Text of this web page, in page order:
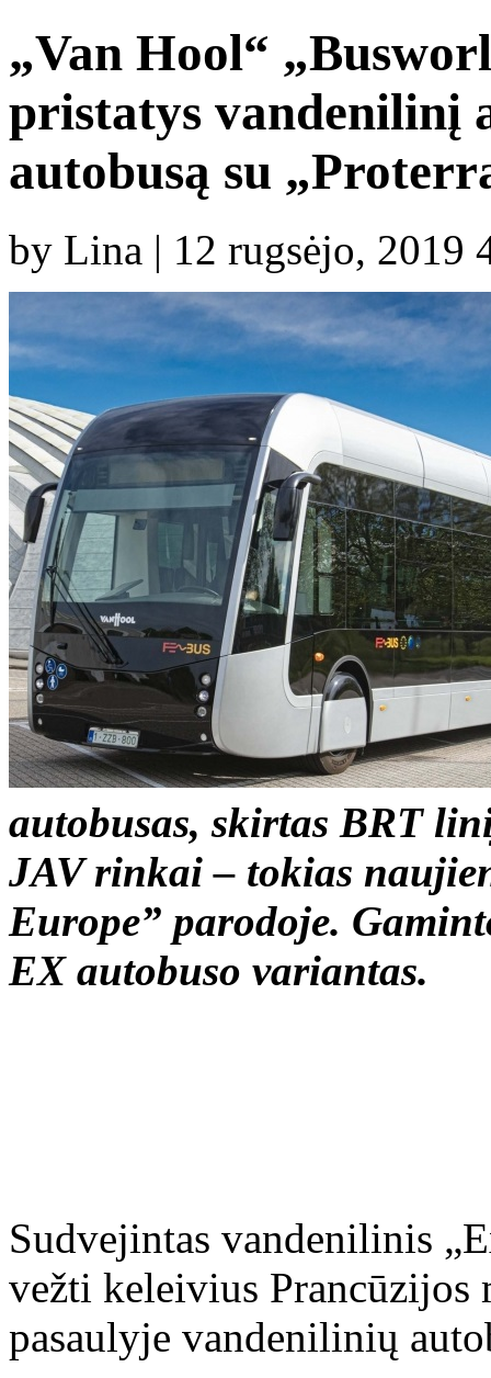
„Van Hool“
pristatys vandenilinį
autobusą su
by Lina | 12 rugsėjo, 2019
autobusas, skirtas BRT
JAV rinkai – tokias
Europe” parodoje.
EX autobuso variantas.
Sudvejintas vandenilinis
vežti keleivius Prancūzijos
pasaulyje vandenilinių